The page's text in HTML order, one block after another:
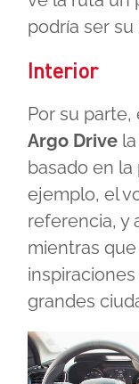
podría ser su
Interior
Por su parte,
Argo Drive
basado en la
ejemplo, el
referencia, y
mientras
grandes